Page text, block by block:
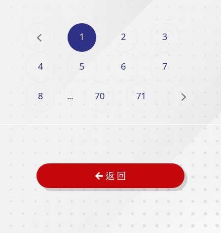
1 2 3
4 5 6 7
8 ... 70 71
返 回